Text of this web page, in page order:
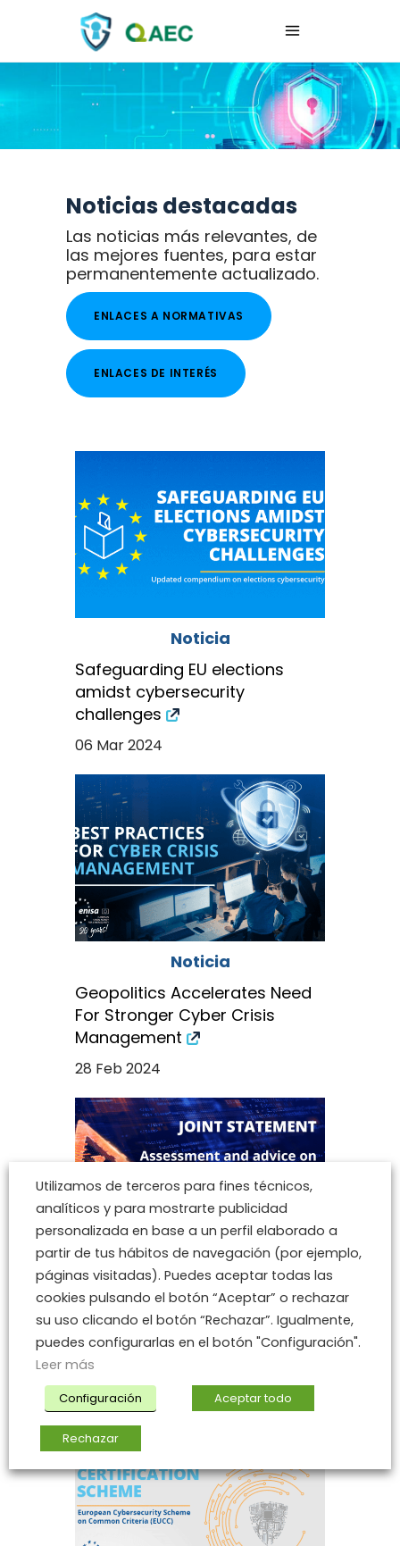
Noticias destacadas
Las noticias más relevantes, de
las mejores fuentes, para estar
permanentemente actualizado.
ENLACES A NORMATIVAS
ENLACES DE INTERÉS
Noticia
Safeguarding EU elections
amidst cybersecurity
challenges
06 Mar 2024
Noticia
Geopolitics Accelerates Need
For Stronger Cyber Crisis
Management
28 Feb 2024
Noticia
Joint Statement on Ivanti
Connect Secure and Ivanti
Policy Secure Vulnerabilities
06 Feb 2024
Utilizamos de terceros para fines técnicos,
analíticos y para mostrarte publicidad
personalizada en base a un perfil elaborado a
partir de tus hábitos de navegación (por ejemplo,
páginas visitadas). Puedes aceptar todas las
cookies pulsando el botón “Aceptar” o rechazar
su uso clicando el botón “Rechazar”. Igualmente,
puedes configurarlas en el botón "Configuración".
Leer más
Configuración Aceptar todo
Rechazar